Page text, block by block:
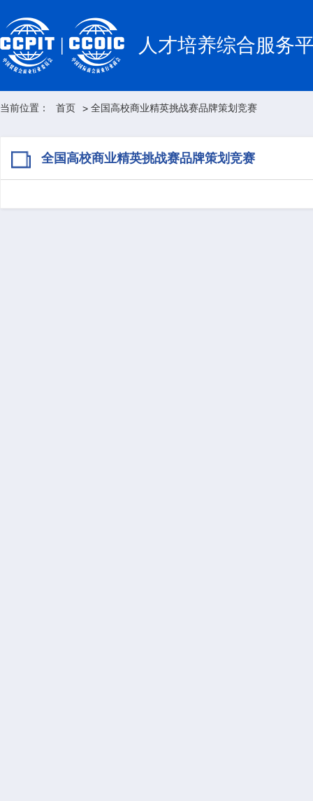
人才培养综合服务
当前位置： 首页 > 全国高校商业精英挑战赛品牌策划竞赛
全国高校商业精英挑战赛品牌策划竞赛